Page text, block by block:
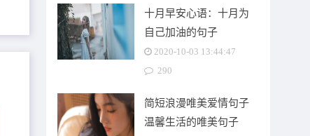
十月早安心语：十月为
自己加油的句子
2020-10-03 13:44:47
290
简短浪漫唯美爱情句子
温馨生活的唯美句子